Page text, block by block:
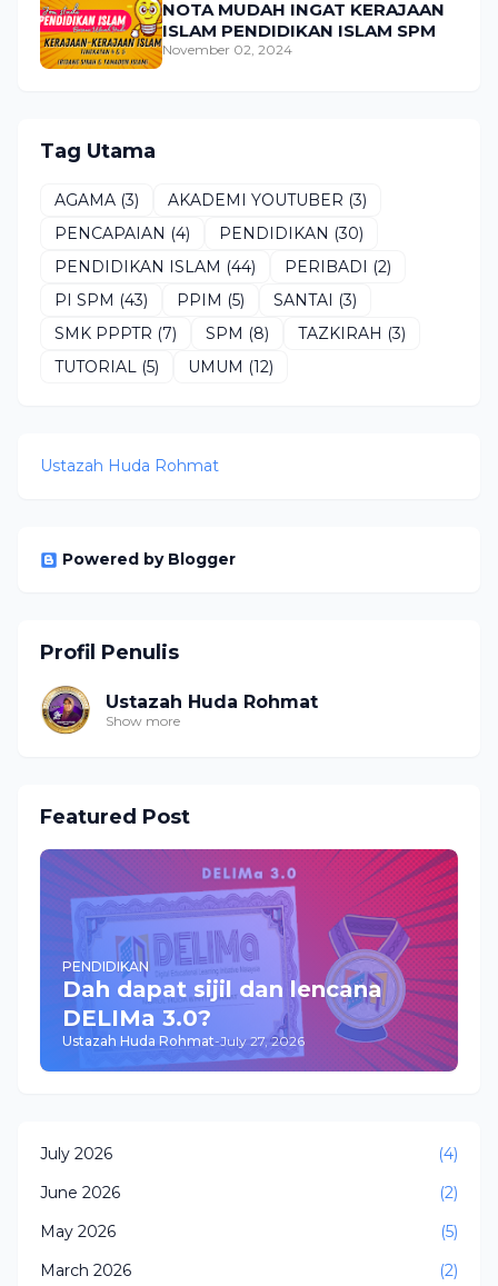
NOTA MUDAH INGAT KERAJAAN
ISLAM PENDIDIKAN ISLAM SPM
November 02, 2024
Tag Utama
AGAMA (3) AKADEMI YOUTUBER (3)
PENCAPAIAN (4) PENDIDIKAN (30)
PENDIDIKAN ISLAM (44) PERIBADI (2)
PI SPM (43) PPIM (5) SANTAI (3)
SMK PPPTR (7) SPM (8) TAZKIRAH (3)
TUTORIAL
(5) UMUM (12)
Ustazah Huda Rohmat
Powered by Blogger
Profil Penulis
Ustazah Huda Rohmat
Show more
Featured Post
PENDIDIKAN
Dah dapat sijil dan lencana
DELIMa 3.0?
Ustazah Huda Rohmat-July 27, 2026
July 2026
(4)
June 2026
(2)
May 2026
(5)
March 2026
(2)